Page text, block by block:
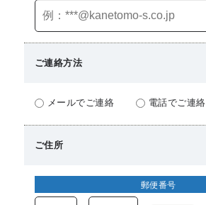
ご連絡方法
メールでご連絡 電話でご連絡
ご住所
郵便番号